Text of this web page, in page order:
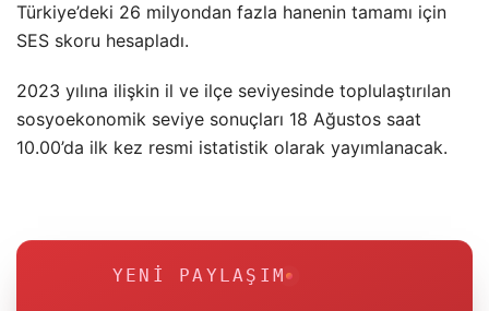
Türkiye’deki 26 milyondan fazla hanenin tamamı için
SES skoru hesapladı.
2023 yılına ilişkin il ve ilçe seviyesinde toplulaştırılan
sosyoekonomik seviye sonuçları 18 Ağustos saat
10.00’da ilk kez resmi istatistik olarak yayımlanacak.
YENI PAYLAŞIM